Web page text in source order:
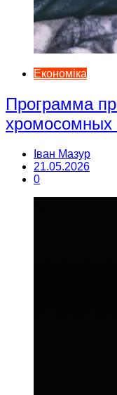
Економіка
Программа
хромосомных
Іван Мазур
21.05.2026
0